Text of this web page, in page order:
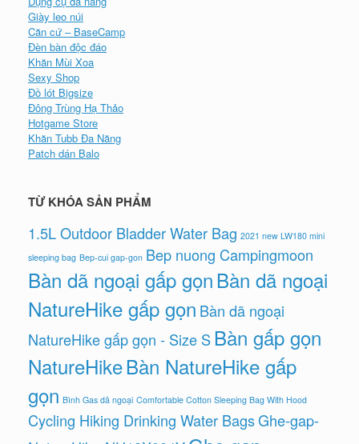
Giày leo núi
Căn cứ – BaseCamp
Đèn bàn độc đáo
Khăn Mùi Xoa
Sexy Shop
Đồ lót Bigsize
Đông Trùng Hạ Thảo
Hotgame Store
Khăn Tubb Đa Năng
Patch dán Balo
TỪ KHÓA SẢN PHẨM
1.5L Outdoor Bladder Water Bag 2021 new LW180 mini
sleeping bag Bep-cui gap-gon Bep nuong Campingmoon
Bàn dã ngoại gấp gọnBàn dã ngoại
NatureHike gấp gọn Bàn dã ngoại
NatureHike gấp gọn - Size SBàn gấp gọn
NatureHikeBàn NatureHike gấp
gọn Bình Gas dã ngoại Comfortable Cotton Sleeping Bag With Hood
Cycling Hiking Drinking Water BagsGhe-gap-